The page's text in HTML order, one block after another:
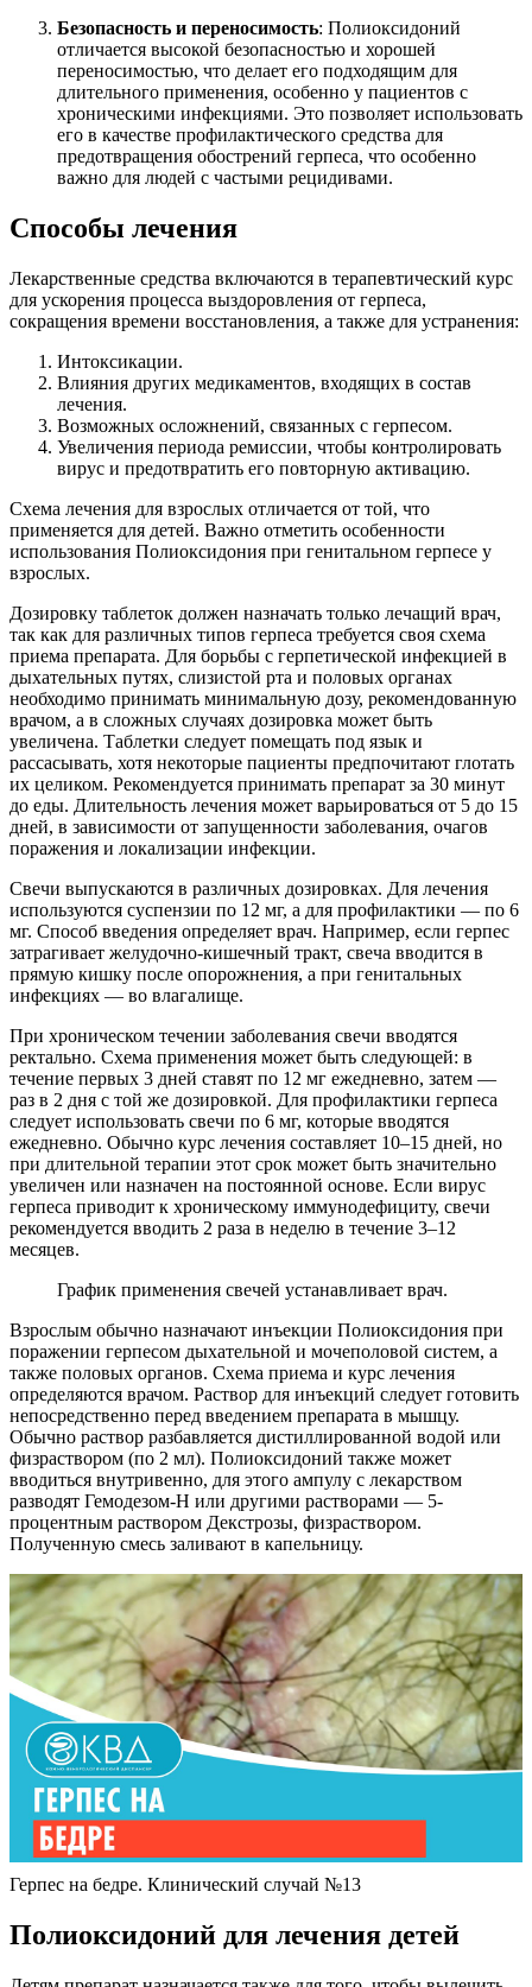
Безопасность и переносимость: Полиоксидоний
отличается высокой безопасностью и хорошей
переносимостью, что делает его подходящим для
длительного применения, особенно у пациентов с
хроническими инфекциями. Это позволяет использовать
его в качестве профилактического средства для
предотвращения обострений герпеса, что особенно
важно для людей с частыми рецидивами.
Способы лечения
Лекарственные средства включаются в терапевтический курс
для ускорения процесса выздоровления от герпеса,
сокращения времени восстановления, а также для устранения:
Интоксикации.
Влияния других медикаментов, входящих в состав
лечения.
Возможных осложнений, связанных с герпесом.
Увеличения периода ремиссии, чтобы контролировать
вирус и предотвратить его повторную активацию.
Схема лечения для взрослых отличается от той, что
применяется для детей. Важно отметить особенности
использования Полиоксидония при генитальном герпесе у
взрослых.
Дозировку таблеток должен назначать только лечащий врач,
так как для различных типов герпеса требуется своя схема
приема препарата. Для борьбы с герпетической инфекцией в
дыхательных путях, слизистой рта и половых органах
необходимо принимать минимальную дозу, рекомендованную
врачом, а в сложных случаях дозировка может быть
увеличена. Таблетки следует помещать под язык и
рассасывать, хотя некоторые пациенты предпочитают глотать
их целиком. Рекомендуется принимать препарат за 30 минут
до еды. Длительность лечения может варьироваться от 5 до 15
дней, в зависимости от запущенности заболевания, очагов
поражения и локализации инфекции.
Свечи выпускаются в различных дозировках. Для лечения
используются суспензии по 12 мг, а для профилактики — по 6
мг. Способ введения определяет врач. Например, если герпес
затрагивает желудочно-кишечный тракт, свеча вводится в
прямую кишку после опорожнения, а при генитальных
инфекциях — во влагалище.
При хроническом течении заболевания свечи вводятся
ректально. Схема применения может быть следующей: в
течение первых 3 дней ставят по 12 мг ежедневно, затем —
раз в 2 дня с той же дозировкой. Для профилактики герпеса
следует использовать свечи по 6 мг, которые вводятся
ежедневно. Обычно курс лечения составляет 10–15 дней, но
при длительной терапии этот срок может быть значительно
увеличен или назначен на постоянной основе. Если вирус
герпеса приводит к хроническому иммунодефициту, свечи
рекомендуется вводить 2 раза в неделю в течение 3–12
месяцев.
График применения свечей устанавливает врач.
Взрослым обычно назначают инъекции Полиоксидония при
поражении герпесом дыхательной и мочеполовой систем, а
также половых органов. Схема приема и курс лечения
определяются врачом. Раствор для инъекций следует готовить
непосредственно перед введением препарата в мышцу.
Обычно раствор разбавляется дистиллированной водой или
физраствором (по 2 мл). Полиоксидоний также может
вводиться внутривенно, для этого ампулу с лекарством
разводят Гемодезом-Н или другими растворами — 5-
процентным раствором Декстрозы, физраствором.
Полученную смесь заливают в капельницу.
Герпес на бедре. Клинический случай №13
Полиоксидоний для лечения детей